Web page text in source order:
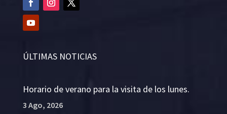
ÚLTIMAS NOTICIAS
Horario de verano para la visita de los lunes.
3 Ago, 2026